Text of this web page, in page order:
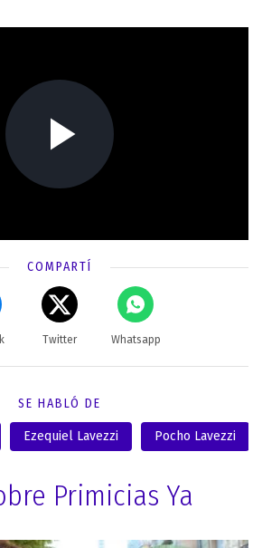
COMPARTÍ
Twitter Whatsapp
SE HABLÓ DE
Ezequiel Lavezzi Pocho Lavezzi
Primicias Ya